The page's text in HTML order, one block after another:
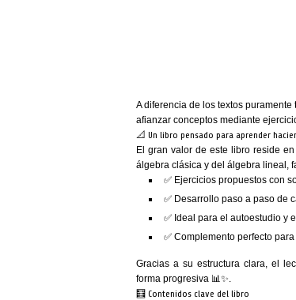
A diferencia de los textos
afianzar conceptos mediante
📐 Un libro pensado para aprender
El gran valor de este libro reside
álgebra clásica y del álgebra lineal,
✅ Ejercicios propuestos con
✅ Desarrollo paso a paso de
✅ Ideal para el autoestudio y
✅ Complemento perfecto
Gracias a su estructura clara, el
forma progresiva 📊✨.
🧮 Contenidos clave del libro